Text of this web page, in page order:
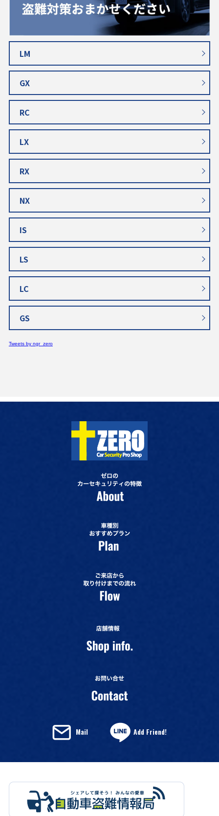
LM
GX
RC
LX
RX
NX
IS
LS
LC
GS
Tweets by ngr_zero
Mail Add Friend!